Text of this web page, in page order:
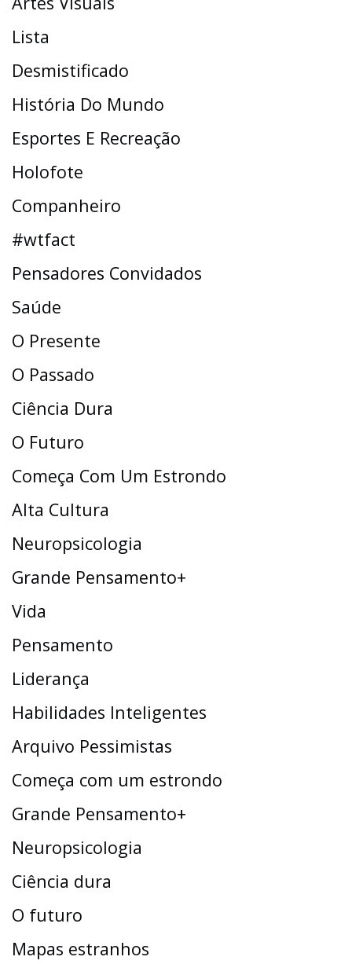
Lista
Desmistificado
História Do Mundo
Esportes E Recreação
Holofote
Companheiro
#wtfact
Pensadores Convidados
Saúde
O Presente
O Passado
Ciência Dura
O Futuro
Começa Com Um Estrondo
Alta Cultura
Neuropsicologia
Grande Pensamento+
Vida
Pensamento
Liderança
Habilidades Inteligentes
Arquivo Pessimistas
Começa com um estrondo
Grande Pensamento+
Neuropsicologia
Ciência dura
O futuro
Mapas estranhos